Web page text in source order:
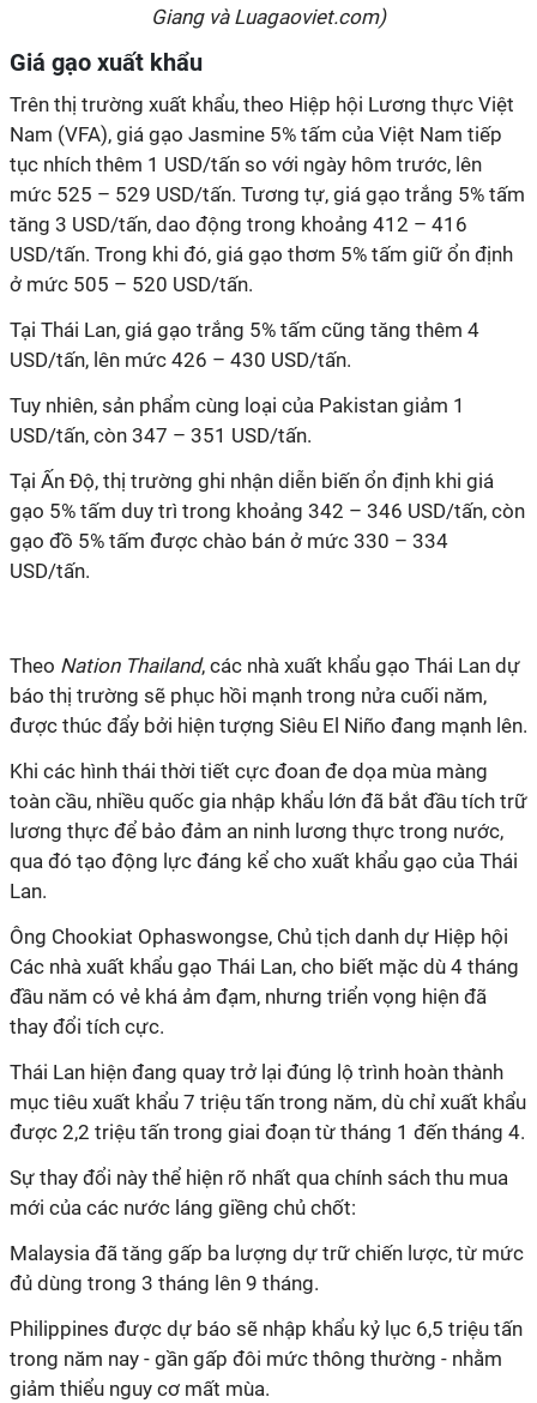
Giang và Luagaoviet.com)
Giá gạo xuất khẩu
Trên thị trường xuất khẩu, theo Hiệp hội Lương thực Việt
Nam (VFA), giá gạo Jasmine 5% tấm của Việt Nam tiếp
tục nhích thêm 1 USD/tấn so với ngày hôm trước, lên
mức 525 – 529 USD/tấn. Tương tự, giá gạo trắng 5% tấm
tăng 3 USD/tấn, dao động trong khoảng 412 – 416
USD/tấn. Trong khi đó, giá gạo thơm 5% tấm giữ ổn định
ở mức 505 – 520 USD/tấn.
Tại Thái Lan, giá gạo trắng 5% tấm cũng tăng thêm 4
USD/tấn, lên mức 426 – 430 USD/tấn.
Tuy nhiên, sản phẩm cùng loại của Pakistan giảm 1
USD/tấn, còn 347 – 351 USD/tấn.
Tại Ấn Độ, thị trường ghi nhận diễn biến ổn định khi giá
gạo 5% tấm duy trì trong khoảng 342 – 346 USD/tấn, còn
gạo đồ 5% tấm được chào bán ở mức 330 – 334
USD/tấn.
Theo Nation Thailand, các nhà xuất khẩu gạo Thái Lan dự
báo thị trường sẽ phục hồi mạnh trong nửa cuối năm,
được thúc đẩy bởi hiện tượng Siêu El Niño đang mạnh lên.
Khi các hình thái thời tiết cực đoan đe dọa mùa màng
toàn cầu, nhiều quốc gia nhập khẩu lớn đã bắt đầu tích trữ
lương thực để bảo đảm an ninh lương thực trong nước,
qua đó tạo động lực đáng kể cho xuất khẩu gạo của Thái
Lan.
Ông Chookiat Ophaswongse, Chủ tịch danh dự Hiệp hội
Các nhà xuất khẩu gạo Thái Lan, cho biết mặc dù 4 tháng
đầu năm có vẻ khá ảm đạm, nhưng triển vọng hiện đã
thay đổi tích cực.
Thái Lan hiện đang quay trở lại đúng lộ trình hoàn thành
mục tiêu xuất khẩu 7 triệu tấn trong năm, dù chỉ xuất khẩu
được 2,2 triệu tấn trong giai đoạn từ tháng 1 đến tháng 4.
Sự thay đổi này thể hiện rõ nhất qua chính sách thu mua
mới của các nước láng giềng chủ chốt:
Malaysia đã tăng gấp ba lượng dự trữ chiến lược, từ mức
đủ dùng trong 3 tháng lên 9 tháng.
Philippines được dự báo sẽ nhập khẩu kỷ lục 6,5 triệu tấn
trong năm nay - gần gấp đôi mức thông thường - nhằm
giảm thiểu nguy cơ mất mùa.